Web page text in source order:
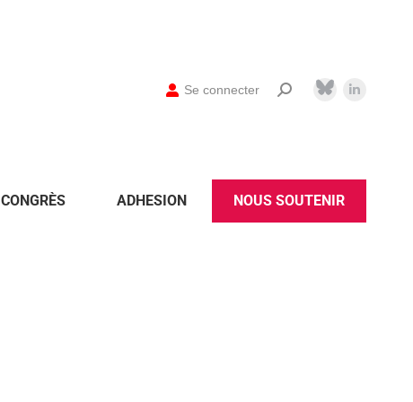
Se connecter
CONGRÈS ADHESION NOUS SOUTENIR